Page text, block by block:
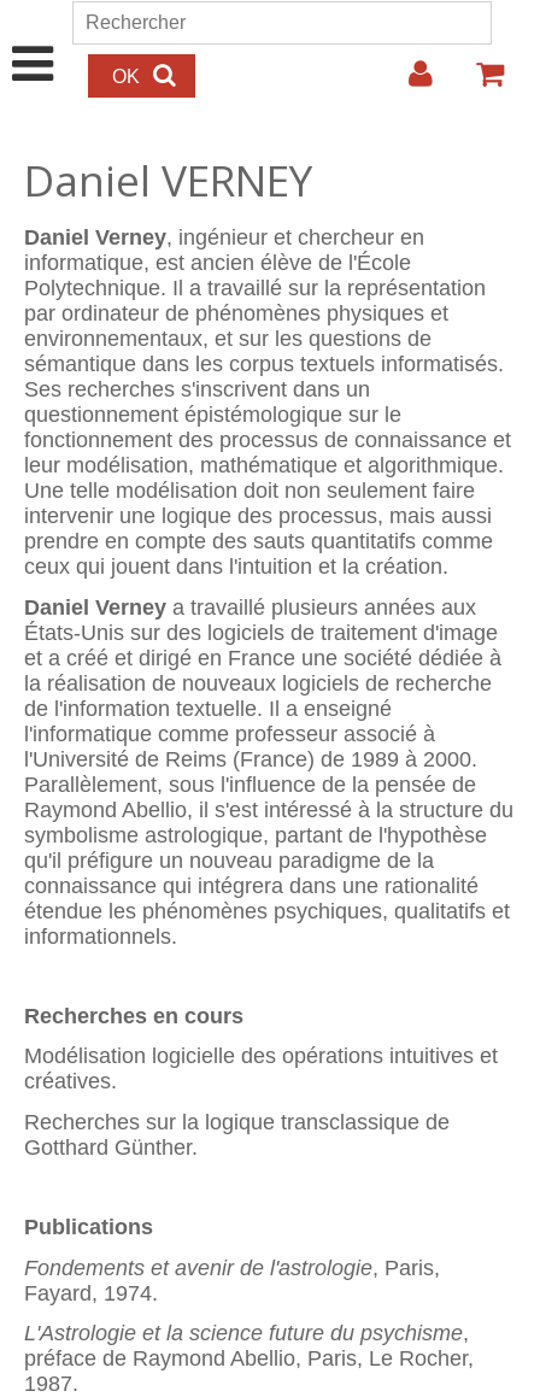
Aller au contenu principal
Formulaire de recherche
Rechercher
Daniel VERNEY
Daniel Verney, ingénieur et chercheur en
informatique, est ancien élève de l'École
Polytechnique. Il a travaillé sur la représentation
par ordinateur de phénomènes physiques et
environnementaux, et sur les questions de
sémantique dans les corpus textuels informatisés.
Ses recherches s'inscrivent dans un
questionnement épistémologique sur le
fonctionnement des processus de connaissance et
leur modélisation, mathématique et algorithmique.
Une telle modélisation doit non seulement faire
intervenir une logique des processus, mais aussi
prendre en compte des sauts quantitatifs comme
ceux qui jouent dans l'intuition et la création.
Daniel Verney a travaillé plusieurs années aux
États-Unis sur des logiciels de traitement d'image
et a créé et dirigé en France une société dédiée à
la réalisation de nouveaux logiciels de recherche
de l'information textuelle. Il a enseigné
l'informatique comme professeur associé à
l'Université de Reims (France) de 1989 à 2000.
Parallèlement, sous l'influence de la pensée de
Raymond Abellio, il s'est intéressé à la structure du
symbolisme astrologique, partant de l'hypothèse
qu'il préfigure un nouveau paradigme de la
connaissance qui intégrera dans une rationalité
étendue les phénomènes psychiques, qualitatifs et
informationnels.
Recherches en cours
Modélisation logicielle des opérations intuitives et
créatives.
Recherches sur la logique transclassique de
Gotthard Günther.
Publications
Fondements et avenir de l'astrologie, Paris,
Fayard, 1974.
L'Astrologie et la science future du psychisme,
préface de Raymond Abellio, Paris, Le Rocher,
1987.